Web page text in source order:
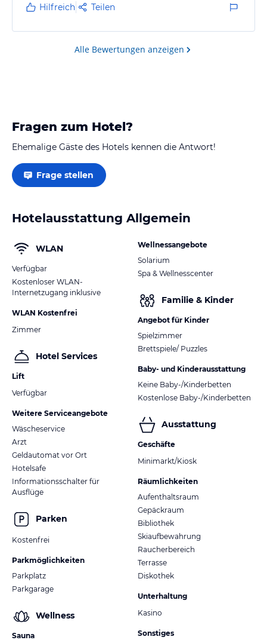
Hilfreich Teilen
Alle Bewertungen anzeigen
Fragen zum Hotel?
Ehemalige Gäste des Hotels kennen die Antwort!
Frage stellen
Hotelausstattung Allgemein
WLAN
Verfügbar
Kostenloser WLAN-
Internetzugang inklusive
WLAN Kostenfrei
Zimmer
Hotel Services
Lift
Verfügbar
Weitere Serviceangebote
Wäscheservice
Arzt
Geldautomat vor Ort
Hotelsafe
Informationsschalter für
Ausflüge
Parken
Kostenfrei
Parkmöglichkeiten
Parkplatz
Parkgarage
Wellness
Sauna
Wellnessangebote
Solarium
Spa & Wellnesscenter
Familie & Kinder
Angebot für Kinder
Spielzimmer
Brettspiele/ Puzzles
Baby- und Kinderausstattung
Keine Baby-/Kinderbetten
Kostenlose Baby-/Kinderbetten
Ausstattung
Geschäfte
Minimarkt/Kiosk
Räumlichkeiten
Aufenthaltsraum
Gepäckraum
Bibliothek
Skiaufbewahrung
Raucherbereich
Terrasse
Diskothek
Unterhaltung
Kasino
Sonstiges